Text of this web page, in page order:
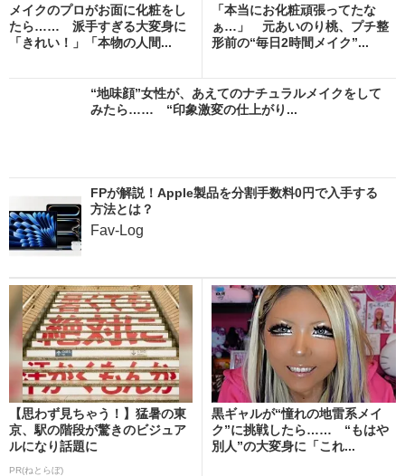
メイクのプロがお面に化粧をし
たら…… 派手すぎる大変身に
「きれい！」「本物の人間...
「本当にお化粧頑張ってたな
ぁ…」 元あいのり桃、プチ整
形前の“毎日2時間メイク”...
“地味顔”女性が、あえてのナチュラルメイクをして
みたら…… “印象激変の仕上がり...
FPが解説！Apple製品を分割手数料0円で入手する
方法とは？
Fav-Log
【思わず見ちゃう！】猛暑の東
京、駅の階段が驚きのビジュア
ルになり話題に
PR(ねとらぼ)
黒ギャルが“憧れの地雷系メイ
ク”に挑戦したら…… “もはや
別人”の大変身に「これ...